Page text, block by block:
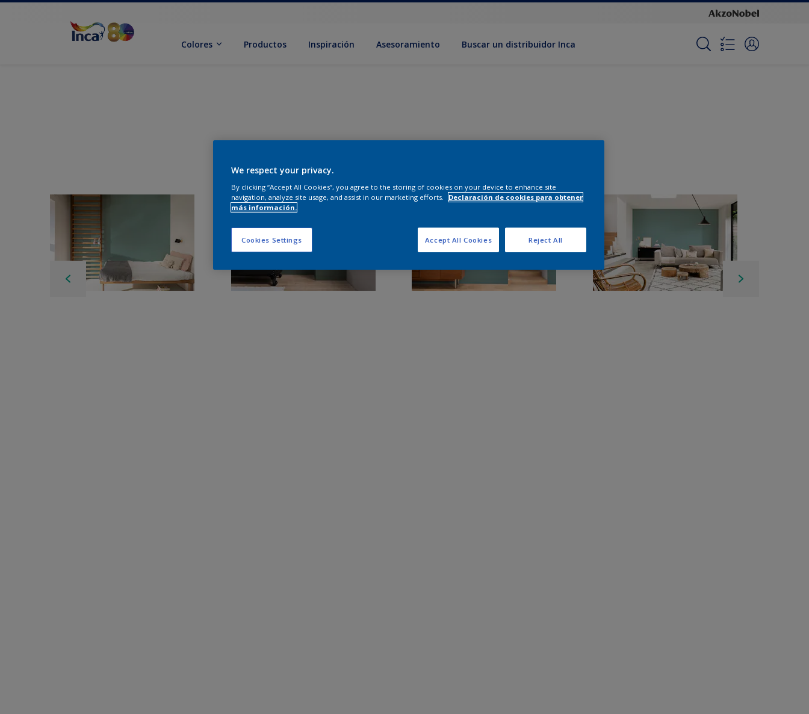
Colores Productos Inspiración Asesoramiento Buscar un distribuidor Inca
We respect your privacy.
By clicking “Accept All Cookies”, you agree to the storing of cookies on your device to enhance site
navigation, analyze site usage, and assist in our marketing efforts.
Declaración de cookies para obtener
más información.
Cookies Settings Reject All
Accept All Cookies